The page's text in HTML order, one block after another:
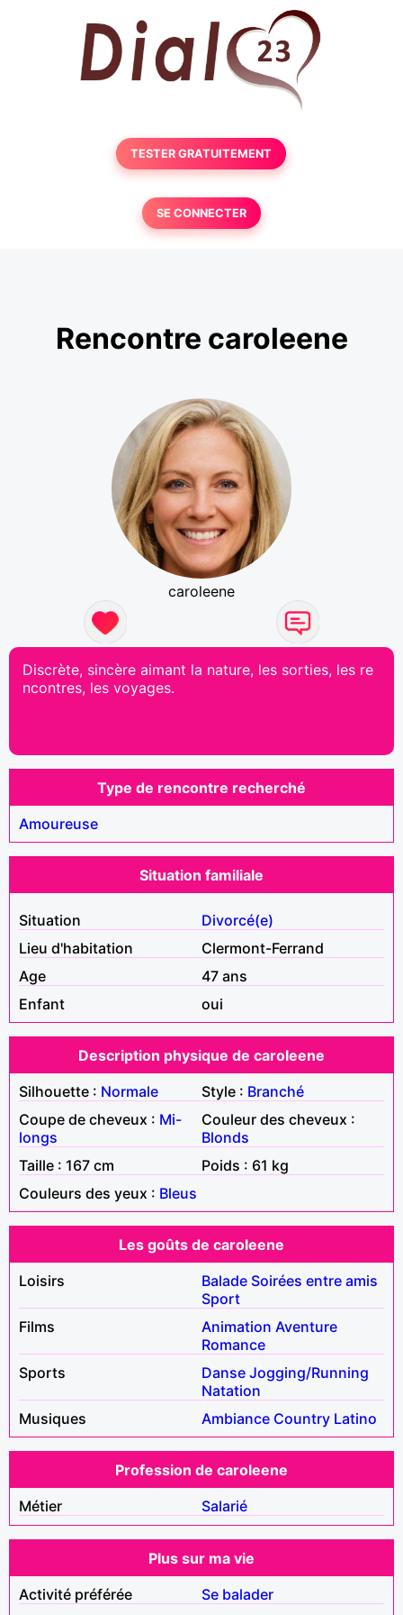
TESTER GRATUITEMENT
SE CONNECTER
Rencontre caroleene
caroleene
Discrète, sincère aimant la nature, les sorties, les re
ncontres, les voyages.
Type de rencontre recherché
Amoureuse
Situation familiale
Situation
Divorcé(e)
Lieu d'habitation
Clermont-Ferrand
Age
47 ans
Enfant
oui
Description physique de caroleene
Silhouette : Normale Style : Branché
Coupe de cheveux : Mi-
longs
Couleur des cheveux :
Blonds
Taille : 167 cm
Poids : 61 kg
Couleurs des yeux : Bleus
Les goûts de caroleene
Loisirs
Balade Soirées entre amis
Sport
Films
Animation Aventure
Romance
Sports
Danse Jogging/Running
Natation
Musiques
Ambiance Country Latino
Profession de caroleene
Métier
Salarié
Plus sur ma vie
Activité préférée
Se balader